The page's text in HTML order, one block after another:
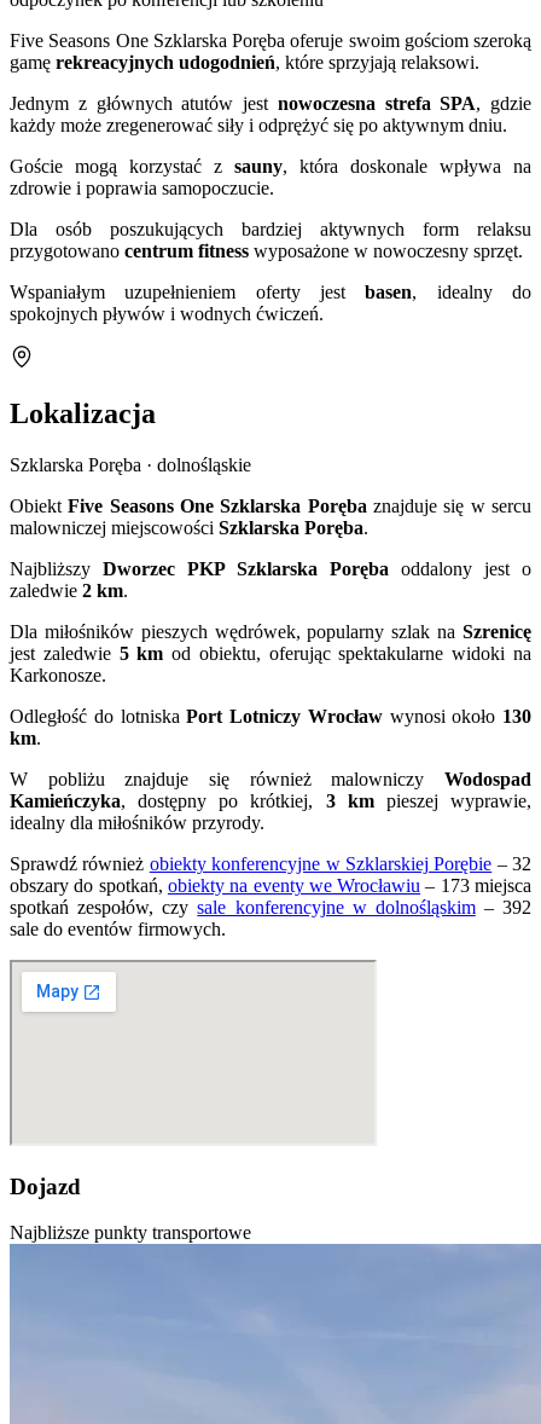
Five Seasons One Szklarska Poręba oferuje swoim gościom szeroką
gamę rekreacyjnych udogodnień, które sprzyjają relaksowi.
Jednym z głównych atutów jest nowoczesna strefa SPA, gdzie
każdy może zregenerować siły i odprężyć się po aktywnym dniu.
Goście mogą korzystać z sauny, która doskonale wpływa na
zdrowie i poprawia samopoczucie.
Dla osób poszukujących bardziej aktywnych form relaksu
przygotowano centrum fitness wyposażone w nowoczesny sprzęt.
Wspaniałym uzupełnieniem oferty jestbasen, idealny do
spokojnych pływów i wodnych ćwiczeń.
Lokalizacja
Szklarska Poręba · dolnośląskie
ObiektFive Seasons One Szklarska Poręba znajduje się w sercu
malowniczej miejscowości Szklarska Poręba.
Najbliższy Dworzec PKP Szklarska Poręba oddalony jest o
zaledwie 2 km.
Dla miłośników pieszych wędrówek, popularny szlak na Szrenicę
jest zaledwie 5 km od obiektu, oferując spektakularne widoki na
Karkonosze.
Odległość do lotniskaPort Lotniczy Wrocławwynosi około 130
km.
W pobliżu znajduje się również malowniczy Wodospad
Kamieńczyka, dostępny po krótkiej, 3 kmpieszej wyprawie,
idealny dla miłośników przyrody.
Sprawdź również obiekty konferencyjne w Szklarskiej Porębie – 32
obszary do spotkań, obiekty na eventy we Wrocławiu – 173 miejsca
spotkań zespołów, czysale konferencyjne w dolnośląskim– 392
sale do eventów firmowych.
Dojazd
Najbliższe punkty transportowe